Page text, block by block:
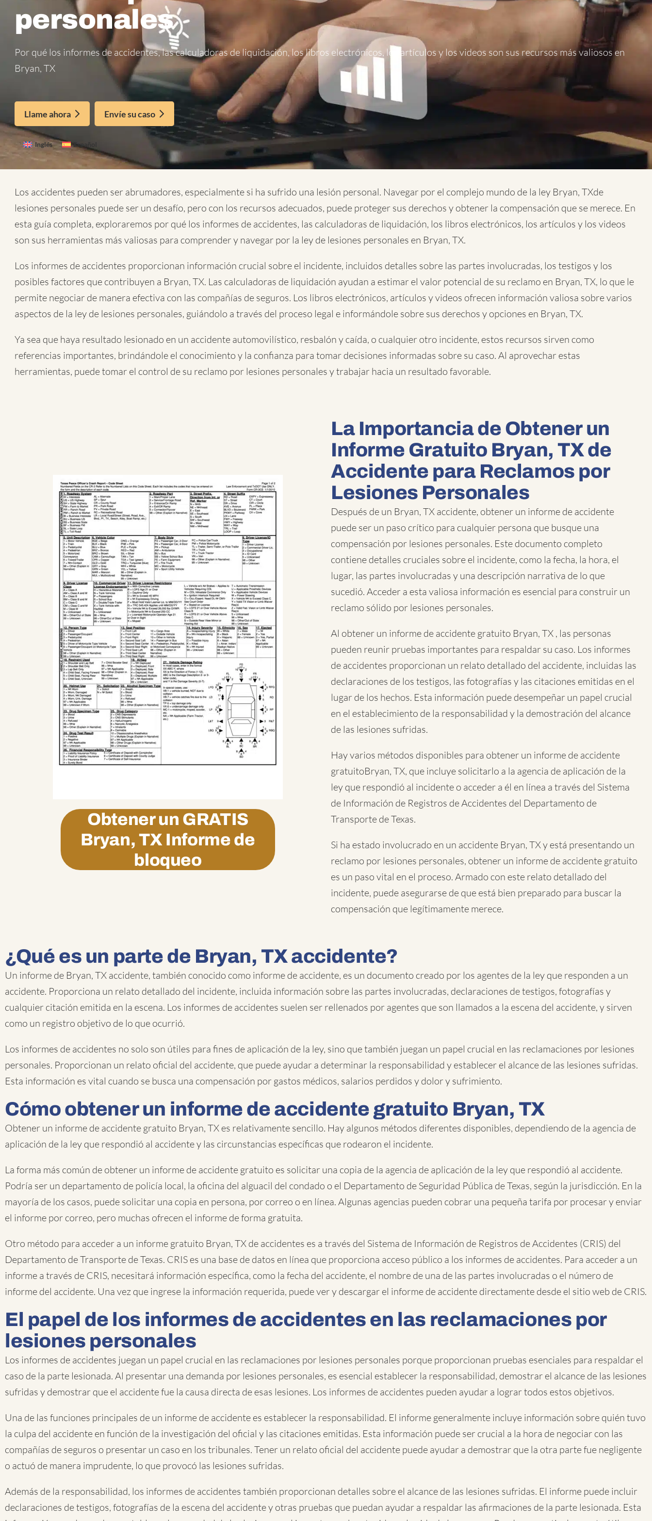
personales
Por qué los informes de accidentes, las calculadoras de liquidación, los libros electrónicos, los artículos y los videos son sus recursos más valiosos en
Bryan, TX
Llame ahora Envíe su caso
Inglés Español
Los accidentes pueden ser abrumadores, especialmente si ha sufrido una lesión personal. Navegar por el complejo mundo de la ley Bryan, TXde
lesiones personales puede ser un desafío, pero con los recursos adecuados, puede proteger sus derechos y obtener la compensación que se merece. En
esta guía completa, exploraremos por qué los informes de accidentes, las calculadoras de liquidación, los libros electrónicos, los artículos y los videos
son sus herramientas más valiosas para comprender y navegar por la ley de lesiones personales en Bryan, TX.
Los informes de accidentes proporcionan información crucial sobre el incidente, incluidos detalles sobre las partes involucradas, los testigos y los
posibles factores que contribuyen a Bryan, TX. Las calculadoras de liquidación ayudan a estimar el valor potencial de su reclamo en Bryan, TX, lo que le
permite negociar de manera efectiva con las compañías de seguros. Los libros electrónicos, artículos y videos ofrecen información valiosa sobre varios
aspectos de la ley de lesiones personales, guiándolo a través del proceso legal e informándole sobre sus derechos y opciones en Bryan, TX.
Ya sea que haya resultado lesionado en un accidente automovilístico, resbalón y caída, o cualquier otro incidente, estos recursos sirven como
referencias importantes, brindándole el conocimiento y la confianza para tomar decisiones informadas sobre su caso. Al aprovechar estas
herramientas, puede tomar el control de su reclamo por lesiones personales y trabajar hacia un resultado favorable.
Obtener un GRATIS
Bryan, TX Informe de
bloqueo
La Importancia de Obtener un
Informe Gratuito Bryan, TX de
Accidente para Reclamos por
Lesiones Personales
Después de un Bryan, TX accidente, obtener un informe de accidente
puede ser un paso crítico para cualquier persona que busque una
compensación por lesiones personales. Este documento completo
contiene detalles cruciales sobre el incidente, como la fecha, la hora, el
lugar, las partes involucradas y una descripción narrativa de lo que
sucedió. Acceder a esta valiosa información es esencial para construir un
reclamo sólido por lesiones personales.
Al obtener un informe de accidente gratuito Bryan, TX , las personas
pueden reunir pruebas importantes para respaldar su caso. Los informes
de accidentes proporcionan un relato detallado del accidente, incluidas las
declaraciones de los testigos, las fotografías y las citaciones emitidas en el
lugar de los hechos. Esta información puede desempeñar un papel crucial
en el establecimiento de la responsabilidad y la demostración del alcance
de las lesiones sufridas.
Hay varios métodos disponibles para obtener un informe de accidente
gratuitoBryan, TX, que incluye solicitarlo a la agencia de aplicación de la
ley que respondió al incidente o acceder a él en línea a través del Sistema
de Información de Registros de Accidentes del Departamento de
Transporte de Texas.
Si ha estado involucrado en un accidente Bryan, TX y está presentando un
reclamo por lesiones personales, obtener un informe de accidente gratuito
es un paso vital en el proceso. Armado con este relato detallado del
incidente, puede asegurarse de que está bien preparado para buscar la
compensación que legítimamente merece.
¿Qué es un parte de Bryan, TX accidente?
Un informe de Bryan, TX accidente, también conocido como informe de accidente, es un documento creado por los agentes de la ley que responden a un
accidente. Proporciona un relato detallado del incidente, incluida información sobre las partes involucradas, declaraciones de testigos, fotografías y
cualquier citación emitida en la escena. Los informes de accidentes suelen ser rellenados por agentes que son llamados a la escena del accidente, y sirven
como un registro objetivo de lo que ocurrió.
Los informes de accidentes no solo son útiles para fines de aplicación de la ley, sino que también juegan un papel crucial en las reclamaciones por lesiones
personales. Proporcionan un relato oficial del accidente, que puede ayudar a determinar la responsabilidad y establecer el alcance de las lesiones sufridas.
Esta información es vital cuando se busca una compensación por gastos médicos, salarios perdidos y dolor y sufrimiento.
Cómo obtener un informe de accidente gratuito Bryan, TX
Obtener un informe de accidente gratuito Bryan, TX es relativamente sencillo. Hay algunos métodos diferentes disponibles, dependiendo de la agencia de
aplicación de la ley que respondió al accidente y las circunstancias específicas que rodearon el incidente.
La forma más común de obtener un informe de accidente gratuito es solicitar una copia de la agencia de aplicación de la ley que respondió al accidente.
Podría ser un departamento de policía local, la oficina del alguacil del condado o el Departamento de Seguridad Pública de Texas, según la jurisdicción. En la
mayoría de los casos, puede solicitar una copia en persona, por correo o en línea. Algunas agencias pueden cobrar una pequeña tarifa por procesar y enviar
el informe por correo, pero muchas ofrecen el informe de forma gratuita.
Otro método para acceder a un informe gratuito Bryan, TX de accidentes es a través del Sistema de Información de Registros de Accidentes (CRIS) del
Departamento de Transporte de Texas. CRIS es una base de datos en línea que proporciona acceso público a los informes de accidentes. Para acceder a un
informe a través de CRIS, necesitará información específica, como la fecha del accidente, el nombre de una de las partes involucradas o el número de
informe del accidente. Una vez que ingrese la información requerida, puede ver y descargar el informe de accidente directamente desde el sitio web de CRIS.
El papel de los informes de accidentes en las reclamaciones por
lesiones personales
Los informes de accidentes juegan un papel crucial en las reclamaciones por lesiones personales porque proporcionan pruebas esenciales para respaldar el
caso de la parte lesionada. Al presentar una demanda por lesiones personales, es esencial establecer la responsabilidad, demostrar el alcance de las lesiones
sufridas y demostrar que el accidente fue la causa directa de esas lesiones. Los informes de accidentes pueden ayudar a lograr todos estos objetivos.
Una de las funciones principales de un informe de accidente es establecer la responsabilidad. El informe generalmente incluye información sobre quién tuvo
la culpa del accidente en función de la investigación del oficial y las citaciones emitidas. Esta información puede ser crucial a la hora de negociar con las
compañías de seguros o presentar un caso en los tribunales. Tener un relato oficial del accidente puede ayudar a demostrar que la otra parte fue negligente
o actuó de manera imprudente, lo que provocó las lesiones sufridas.
Además de la responsabilidad, los informes de accidentes también proporcionan detalles sobre el alcance de las lesiones sufridas. El informe puede incluir
declaraciones de testigos, fotografías de la escena del accidente y otras pruebas que puedan ayudar a respaldar las afirmaciones de la parte lesionada. Esta